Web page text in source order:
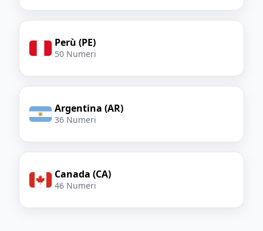
Perù (PE)
50 Numeri
Argentina (AR)
36 Numeri
Canada (CA)
46 Numeri